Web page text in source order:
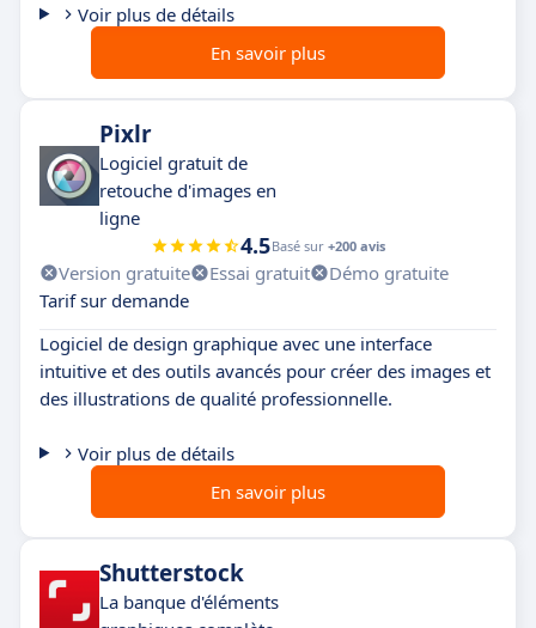
Voir plus de détails
En savoir plus
Pixlr
Logiciel gratuit de
retouche d'images en
ligne
4.5Basé sur +200 avis
Version gratuite Essai gratuit
Démo gratuite
Tarif sur demande
Logiciel de design graphique avec une interface
intuitive et des outils avancés pour créer des images et
des illustrations de qualité professionnelle.
Voir plus de détails
En savoir plus
Shutterstock
La banque d'éléments